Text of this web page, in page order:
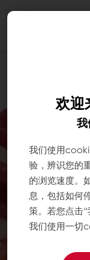
欢迎
我们使用
验，辨识您的
的浏览速度。
息，包括如何
策。若您点击
我们使用一切